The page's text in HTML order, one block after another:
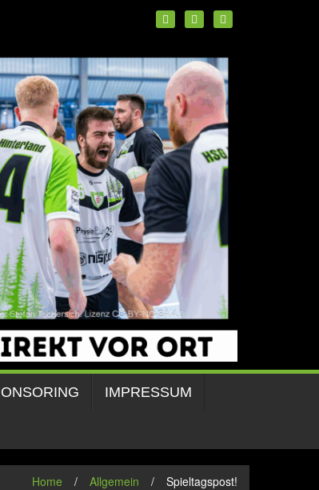
IMPRESSUM
Home / Allgemein / Spieltagspost!